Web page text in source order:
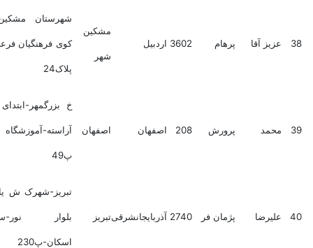
عزیز آقا پرهام 3602 اردبیل
شهرستان مشکین شهر
کوی فرهنگیان فرعی سوم
محمد پرورش 208 اصفهان اصفهان
خ بزرگمهر-ابتدای خیابان
آراسته-آموزشگاه لذیه
علیرضا پژمان فر 2740 آذربایجانشرقیتبریز
تبریز-شهرک ش یاغچیان-
بلوار نور-ساختمان
اسکان-پ230